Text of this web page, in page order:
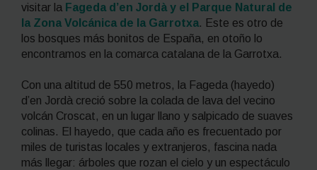
visitar la Fageda d’en Jordà y el Parque Natural de
la Zona Volcánica de la Garrotxa. Este es otro de
los bosques más bonitos de España, en otoño lo
encontramos en la comarca catalana de la Garrotxa.
Con una altitud de 550 metros, la Fageda (hayedo)
d’en Jordà creció sobre la colada de lava del vecino
volcán Croscat, en un lugar llano y salpicado de suaves
colinas. El hayedo, que cada año es frecuentado por
miles de turistas locales y extranjeros, fascina nada
más llegar: árboles que rozan el cielo y un espectáculo